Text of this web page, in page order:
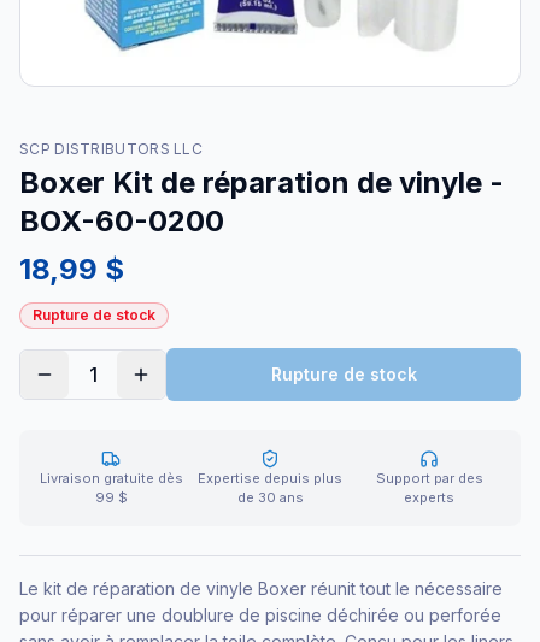
SCP DISTRIBUTORS LLC
Boxer Kit de réparation de vinyle -
BOX-60-0200
18,99 $
Rupture de stock
1 Rupture de stock
Livraison gratuite dès
99 $
Expertise depuis plus
de 30 ans
Support par des
experts
Le kit de réparation de vinyle Boxer réunit tout le nécessaire
pour réparer une doublure de piscine déchirée ou perforée